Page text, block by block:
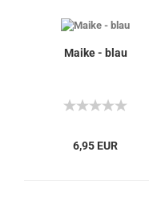
Maike - blau
6,95 EUR